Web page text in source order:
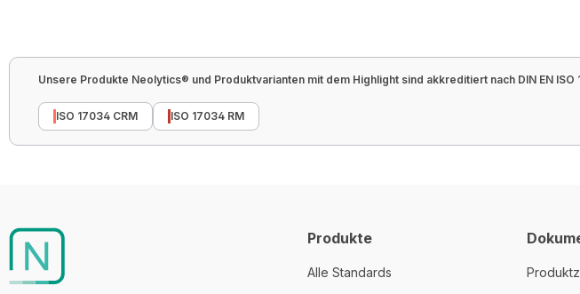
Unsere Produkte Neolytics® und Produktvarianten mit dem Highlight sind akkreditiert nach DIN EN ISO
ISO 17034 CRM ISO 17034 RM
Produkte
Alle Standards